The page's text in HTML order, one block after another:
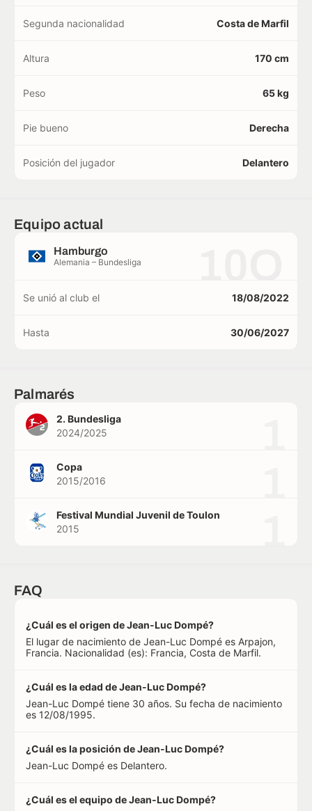
Segunda nacionalidad Costa de Marfil
Altura 170 cm
Peso 65 kg
Pie bueno Derecha
Posición del jugador Delantero
Equipo actual
Hamburgo
Alemania – Bundesliga
Se unió al club el 18/08/2022
Hasta 30/06/2027
Palmarés
2. Bundesliga
2024/2025
Copa
2015/2016
Festival Mundial Juvenil de Toulon
2015
FAQ
¿Cuál es el origen de Jean-Luc Dompé?
El lugar de nacimiento de Jean-Luc Dompé es Arpajon,
Francia. Nacionalidad (es): Francia, Costa de Marfil.
¿Cuál es la edad de Jean-Luc Dompé?
Jean-Luc Dompé tiene 30 años. Su fecha de nacimiento
es 12/08/1995.
¿Cuál es la posición de Jean-Luc Dompé?
Jean-Luc Dompé es Delantero.
¿Cuál es el equipo de Jean-Luc Dompé?